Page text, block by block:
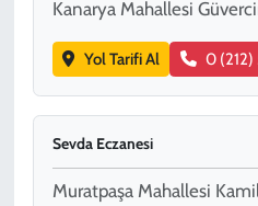
Kanarya Mahallesi
Yol Tarifi Al 0 (212)
Sevda Eczanesi
Muratpaşa Mahallesi